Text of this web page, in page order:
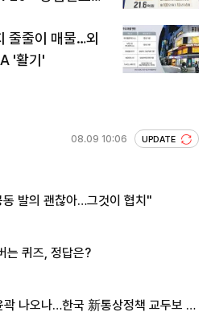
줄줄이 매물…외
'활기'
08.09 10:06 UPDATE
발의 괜찮아…그것이 협치"
는 퀴즈, 정답은?
나오나…한국 新통상정책 교두보 활